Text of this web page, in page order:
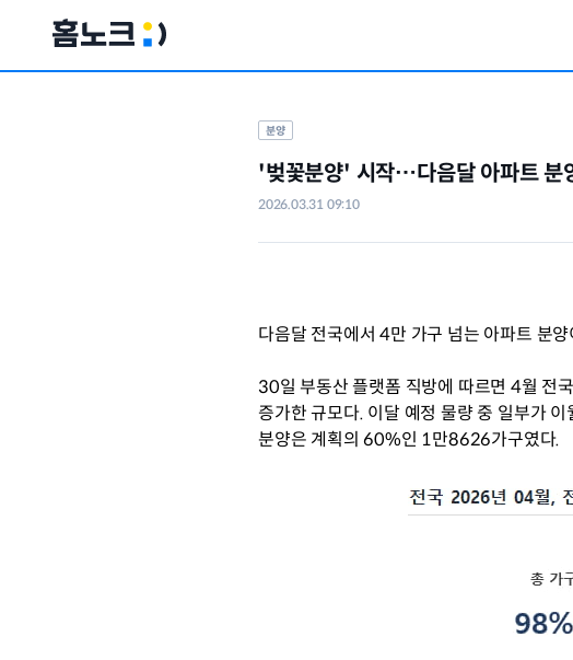
분양
'벚꽃분양' 시작…다음달 아파트 분
2026.03.31 09:10
다음달 전국에서 4만 가구 넘는 아파트 분
30일 부동산 플랫폼 직방에 따르면 4월 전
증가한 규모다. 이달 예정 물량 중 일부가
분양은 계획의 60%인 1만8626가구였다.